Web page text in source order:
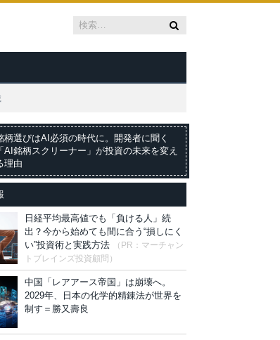
柄選びはAI必須の時代に。開発者に聞く
「AI銘柄スクリーナー」が投資の未来を変え
理由
日経平均最高値でも「負ける人」続
出？今から始めても間に合う“損しにく
い”投資術と実践方法
（PR：マーチャン
トブレインズ投資顧問）
中国「レアアース帝国」は崩壊へ。
2029年、日本の化学的精錬法が世界を
制す＝勝又壽良